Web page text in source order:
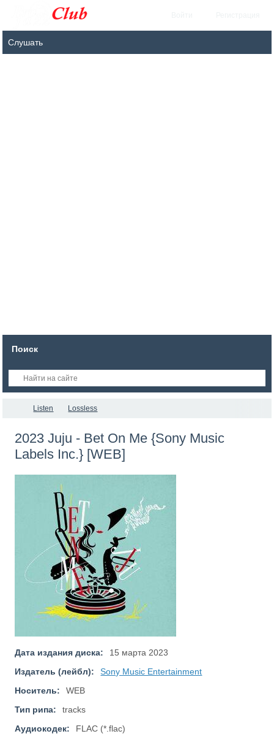
Поиск
Listen Lossless
2023 Juju - Bet On Me {Sony Music
Labels Inc.} [WEB]
Дата издания диска:
15 марта 2023
Издатель (лейбл):
Sony Music Entertainment
Носитель:
WEB
Тип рипа:
tracks
Аудиокодек:
FLAC (*.flac)